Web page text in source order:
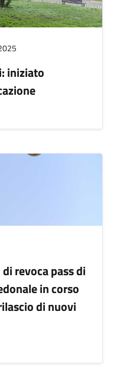
iniziato
revoca pass di
in corso
di nuovi